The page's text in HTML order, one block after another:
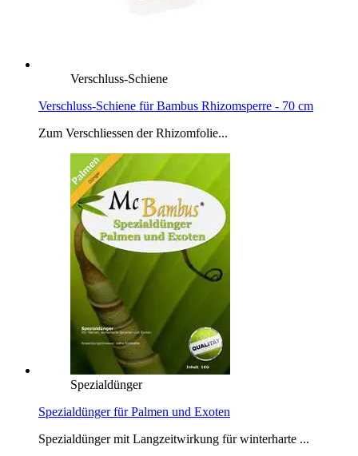
Verschluss-Schiene
Verschluss-Schiene für Bambus Rhizomsperre - 70 cm
Zum Verschliessen der Rhizomfolie...
Spezialdünger
Spezialdünger für Palmen und Exoten
Spezialdünger mit Langzeitwirkung für winterharte ...